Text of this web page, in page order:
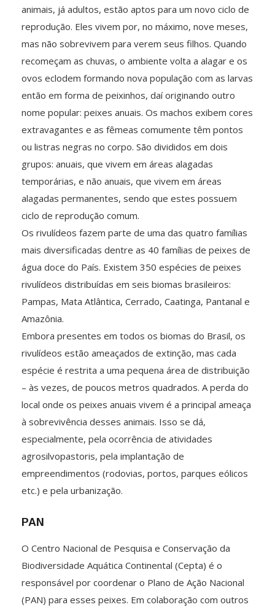
animais, já adultos, estão aptos para um novo ciclo de
reprodução. Eles vivem por, no máximo, nove meses,
mas não sobrevivem para verem seus filhos. Quando
recomeçam as chuvas, o ambiente volta a alagar e os
ovos eclodem formando nova população com as larvas
então em forma de peixinhos, daí originando outro
nome popular: peixes anuais. Os machos exibem cores
extravagantes e as fêmeas comumente têm pontos
ou listras negras no corpo. São divididos em dois
grupos: anuais, que vivem em áreas alagadas
temporárias, e não anuais, que vivem em áreas
alagadas permanentes, sendo que estes possuem
ciclo de reprodução comum.
Os rivulídeos fazem parte de uma das quatro famílias
mais diversificadas dentre as 40 famílias de peixes de
água doce do País. Existem 350 espécies de peixes
rivulídeos distribuídas em seis biomas brasileiros:
Pampas, Mata Atlântica, Cerrado, Caatinga, Pantanal e
Amazônia.
Embora presentes em todos os biomas do Brasil, os
rivulídeos estão ameaçados de extinção, mas cada
espécie é restrita a uma pequena área de distribuição
– às vezes, de poucos metros quadrados. A perda do
local onde os peixes anuais vivem é a principal ameaça
à sobrevivência desses animais. Isso se dá,
especialmente, pela ocorrência de atividades
agrosilvopastoris, pela implantação de
empreendimentos (rodovias, portos, parques eólicos
etc.) e pela urbanização.
PAN
O Centro Nacional de Pesquisa e Conservação da
Biodiversidade Aquática Continental (Cepta) é o
responsável por coordenar o Plano de Ação Nacional
(PAN) para esses peixes. Em colaboração com outros